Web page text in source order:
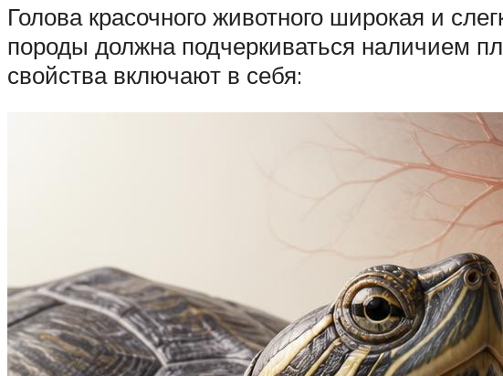
Голова красочного животного широкая и
породы должна подчеркиваться наличием
свойства включают в себя: